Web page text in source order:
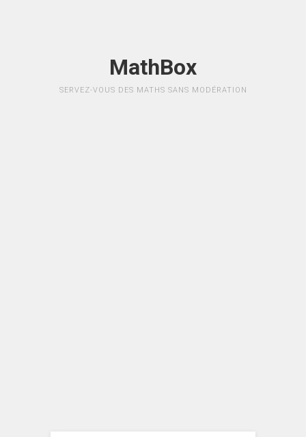
MathBox
SERVEZ-VOUS DES MATHS SANS MODÉRATION